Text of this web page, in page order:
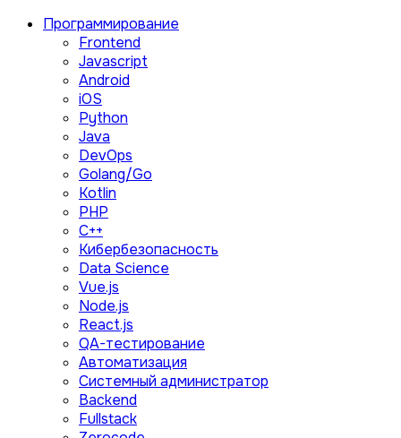
Программирование
Frontend
Javascript
Android
iOS
Python
Java
DevOps
Golang/Go
Kotlin
PHP
C++
Кибербезопасность
Data Science
Vue.js
Node.js
React.js
QA-тестирование
Автоматизация
Системный администратор
Backend
Fullstack